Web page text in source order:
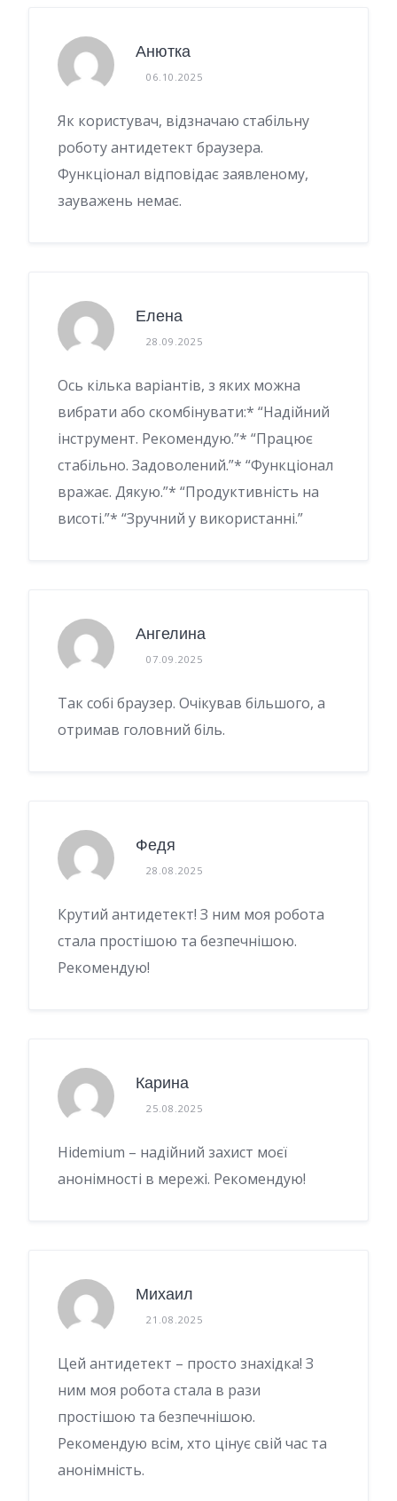
Анютка
06.10.2025
Як користувач, відзначаю стабільну
роботу антидетект браузера.
Функціонал відповідає заявленому,
зауважень немає.
Елена
28.09.2025
Ось кілька варіантів, з яких можна
вибрати або скомбінувати:* “Надійний
інструмент. Рекомендую.”* “Працює
стабільно. Задоволений.”* “Функціонал
вражає. Дякую.”* “Продуктивність на
висоті.”* “Зручний у використанні.”
Ангелина
07.09.2025
Так собі браузер. Очікував більшого, а
отримав головний біль.
Федя
28.08.2025
Крутий антидетект! З ним моя робота
стала простішою та безпечнішою.
Рекомендую!
Карина
25.08.2025
Hidemium – надійний захист моєї
анонімності в мережі. Рекомендую!
Михаил
21.08.2025
Цей антидетект – просто знахідка! З
ним моя робота стала в рази
простішою та безпечнішою.
Рекомендую всім, хто цінує свій час та
анонімність.